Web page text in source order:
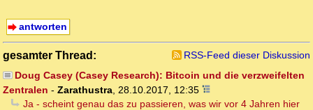
antworten
gesamter Thread:
RSS-Feed dieser Diskussion
Doug Casey (Casey Research): Bitcoin und die verzweifelten
Zentralen - Zarathustra, 28.10.2017, 12:35
Ja - scheint genau das zu passieren, was wir vor 4 Jahren hier